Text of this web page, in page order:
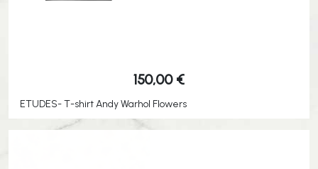
150,00 €
ETUDES- T-shirt Andy Warhol Flowers